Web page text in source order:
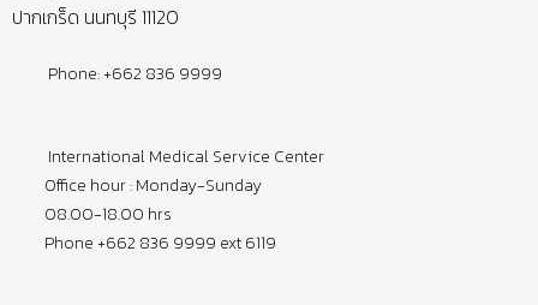
ปากเกร็ด นนทบุรี 11120
Phone: +662 836 9999
International Medical Service Center
Office hour : Monday-Sunday
08.00-18.00 hrs
Phone +662 836 9999 ext 6119